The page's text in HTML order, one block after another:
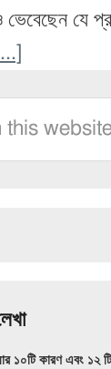
যে
থেরাপি:
পার্শ্বপ্রতিক্রিয়া
যা
১০টি কারণ এবং ১২